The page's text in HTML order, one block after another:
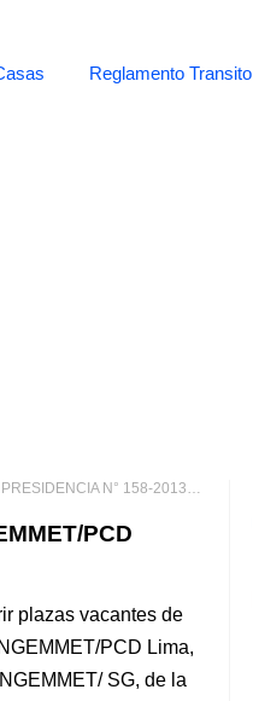
Reglamento Transito
INGEMMET/PCD Autorizan Convocatoria a Concurso Público de
PCD
plazas vacantes de
PCD Lima,
SG, de la